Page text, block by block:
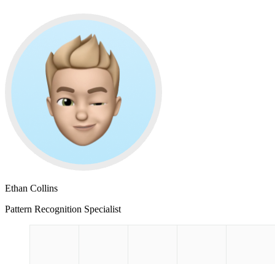
Ethan Collins
Pattern Recognition Specialist